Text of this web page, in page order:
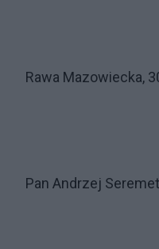
Rawa Mazowiecka,
Pan Andrzej Seremet